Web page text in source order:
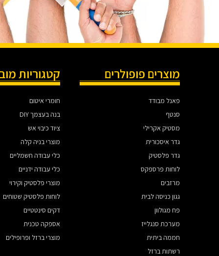
מוצרים פופולרים
פאנל מבודד
סנטף
מסטיק אקרילי
גדר איסכורית
גדר פלסטיק
לוחות פרספקס
מרזבים
גגון כניסה לבית
פח מגולוון
מערכת סנגלייז
חממה ביתית
רשתות ברזל
קטגוריות
חומרי איטום
בנה בעצמך DIY
ציוד כיבוי אש
מוצרי בניה קלה
כלי עבודה חשמליים
כלי עבודה ידניים
מוצרי פלסטיק וקירוי
לוחות פלסטיק שטוחים
דקים סינטטיים
אספקה טכנית
מוצרי ברזל ופרופילים